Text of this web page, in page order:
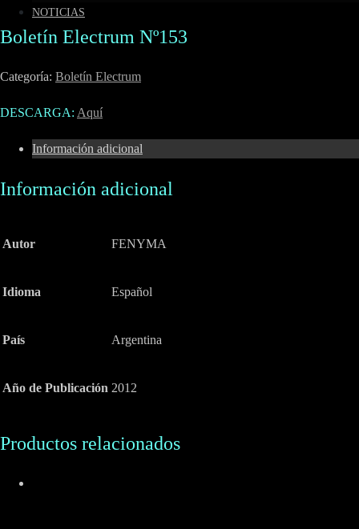
NOTICIAS
Boletín Electrum Nº153
Categoría: Boletín Electrum
DESCARGA: Aquí
Información adicional
Información adicional
Autor FENYMA
Idioma Español
País Argentina
Año de Publicación 2012
Productos relacionados